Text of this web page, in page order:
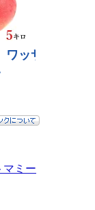
マミー